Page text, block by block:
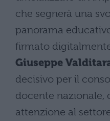
che segnerà una
panorama
firmato
Giuseppe
decisivo per il
docente nazionale,
attenzione al